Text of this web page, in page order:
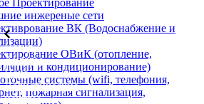
Назад
Ангары
Цеха
Логистические
центры
Проектирование
инжереные сети
ВК (Водоснабжение и
ОВиК (отопление,
и кондиционирование)
системы (wifi, телефония,
пожарная сигнализация,